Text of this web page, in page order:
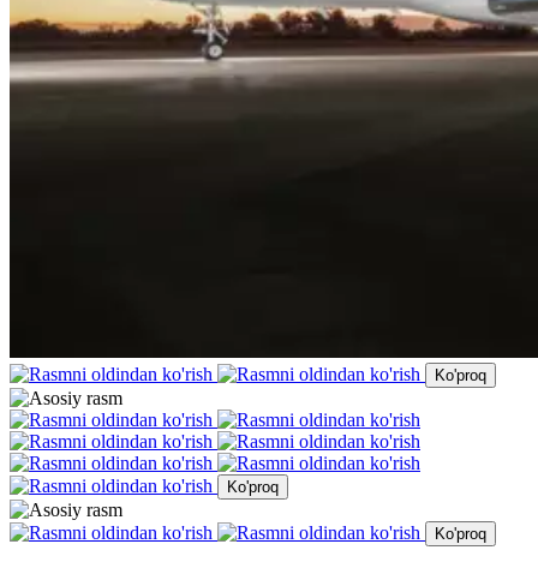
Ko'proq
Ko'proq
Ko'proq